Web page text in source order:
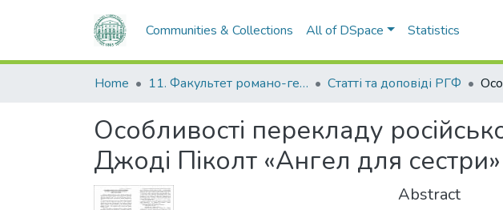
Communities & Collections All of DSpace Statistics
Home 11. Факультет романо-германської філології Статті та доповіді РГФ
Особливості перекладу
Джоді Піколт «Ангел для сестри»
Abstract